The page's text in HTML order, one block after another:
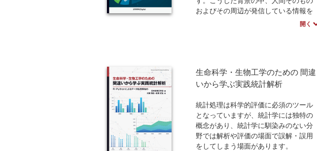
およびその周辺が発信している情報を
扱い、工学や医学、心理学、情報科学
ウェアラブル環境情報ネット推進機構
にて設立した「人間情報学会」の講演
報学の初の成書であり、人間社会の快
適環境を追求していく上で貴重な情報
が収載されています。
※近代科学社Digitalのプリントオンデマ
開く
生命科学・生物工学のための 間違
いから学ぶ実践統計解析
統計処理は科学的評価に必須のツール
となっていますが、統計学には独特の
概念があり、統計学に馴染みのない分
野では解析や評価の場面で誤解・誤用
をしてしまう場面があります。